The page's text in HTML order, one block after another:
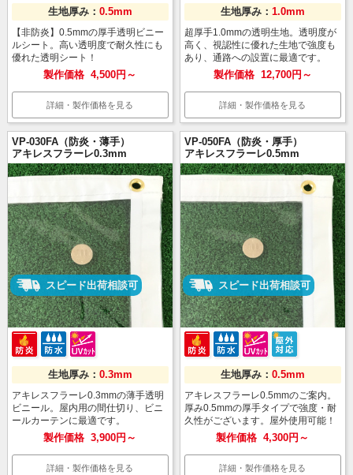
生地厚み： 0.5mm
【非防炎】0.5mmの厚手透明ビニー
ルシート。高い透明度で耐久性にも
優れた透明シート！
製作価格 4,500円～
詳細・製作価格を見る
生地厚み： 1.0mm
超厚手1.0mmの透明生地。透明度が
高く、視認性に優れた生地で強度も
あり、通路への設置に最適です。
製作価格 12,700円～
詳細・製作価格を見る
VP-030FA（防炎・薄手）
アキレスフラーレ0.3mm
スピード出荷相談可
生地厚み： 0.3mm
アキレスフラーレ0.3mmの薄手透明
ビニール。屋内用の間仕切り、ビニ
ールカーテンに最適です。
製作価格 3,900円～
詳細・製作価格を見る
VP-050FA（防炎・厚手）
アキレスフラーレ0.5mm
スピード出荷相談可
生地厚み： 0.5mm
アキレスフラーレ0.5mmのご案内。
厚み0.5mmの厚手タイプで強度・耐
久性がございます。屋外使用可能！
製作価格 4,300円～
詳細・製作価格を見る